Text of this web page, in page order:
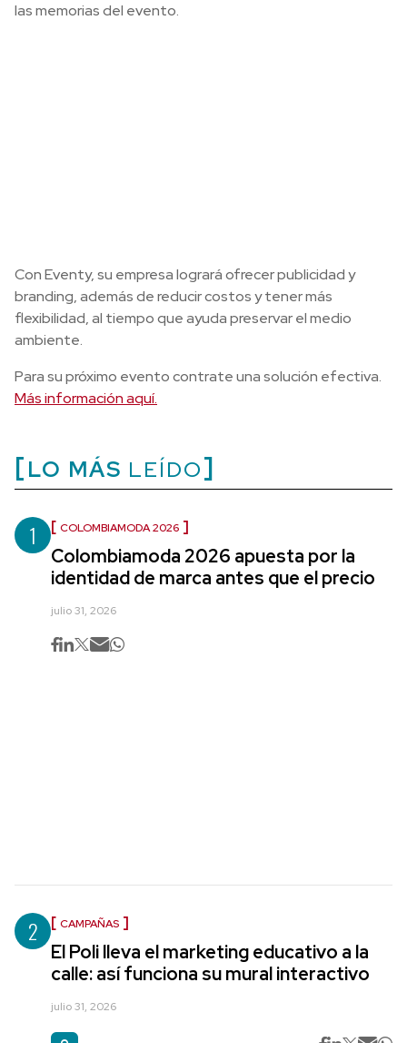
las memorias del evento.
Con Eventy, su empresa logrará ofrecer publicidad y
branding, además de reducir costos y tener más
flexibilidad, al tiempo que ayuda preservar el medio
ambiente.
Para su próximo evento contrate una solución efectiva.
Más información aquí.
LO MÁS LEÍDO
1 COLOMBIAMODA 2026
Colombiamoda 2026 apuesta por la
identidad de marca antes que el precio
julio 31, 2026
2 CAMPAÑAS
El Poli lleva el marketing educativo a la
calle: así funciona su mural interactivo
julio 31, 2026